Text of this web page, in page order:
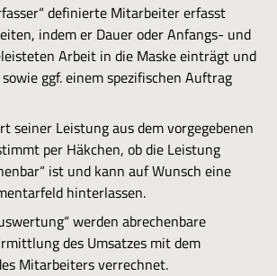
definierte Mitarbeiter erfasst
indem er Dauer oder Anfangs- und
Arbeit in die Maske einträgt und
ggf. einem spezifischen Auftrag
seiner Leistung aus dem vorgegebenen
per Häkchen, ob die Leistung
ist und kann auf Wunsch eine
hinterlassen.
werden abrechenbare
des Umsatzes mit dem
Mitarbeiters verrechnet.